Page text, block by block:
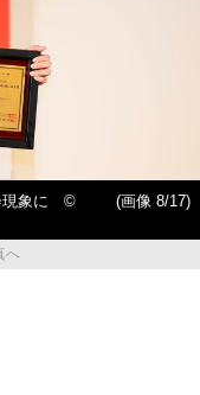
現象に ©️
(画像 8/17)
へ